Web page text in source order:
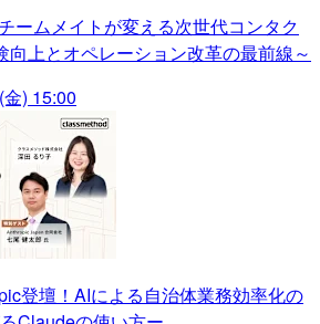
ームメイトが変える次世代コンタク
向上とオペレーション改革の最前線～
) 15:00
登壇！AIによる自治体業務効率化の